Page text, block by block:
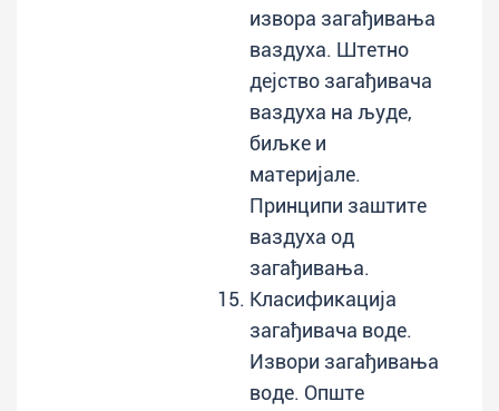
извора загађивања
ваздуха. Штетно
дејство загађивача
ваздуха на људе,
биљке и
материјале.
Принципи заштите
ваздуха од
загађивања.
Класификација
загађивача воде.
Извори загађивања
воде. Опште